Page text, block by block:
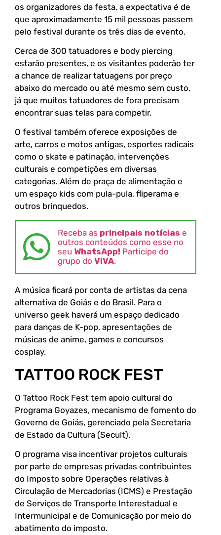
os organizadores da festa, a expectativa é de
que aproximadamente 15 mil pessoas passem
pelo festival durante os três dias de evento.
Cerca de 300 tatuadores e body piercing
estarão presentes, e os visitantes poderão ter
a chance de realizar tatuagens por preço
abaixo do mercado ou até mesmo sem custo,
já que muitos tatuadores de fora precisam
encontrar suas telas para competir.
O festival também oferece exposições de
arte, carros e motos antigas, esportes radicais
como o skate e patinação, intervenções
culturais e competições em diversas
categorias. Além de praça de alimentação e
um espaço kids com pula-pula, fliperama e
outros brinquedos.
Receba as principais notícias e
outros conteúdos como esse no
seu WhatsApp! Participe do
grupo do VIVA.
A música ficará por conta de artistas da cena
alternativa de Goiás e do Brasil. Para o
universo geek haverá um espaço dedicado
para danças de K-pop, apresentações de
músicas de anime, games e concursos
cosplay.
TATTOO ROCK FEST
O Tattoo Rock Fest tem apoio cultural do
Programa Goyazes, mecanismo de fomento do
Governo de Goiás, gerenciado pela Secretaria
de Estado da Cultura (Secult).
O programa visa incentivar projetos culturais
por parte de empresas privadas contribuintes
do Imposto sobre Operações relativas à
Circulação de Mercadorias (ICMS) e Prestação
de Serviços de Transporte Interestadual e
Intermunicipal e de Comunicação por meio do
abatimento do imposto.